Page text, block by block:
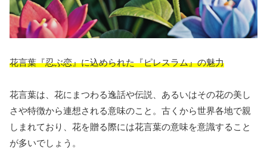
花言葉『忍ぶ恋』に込められた『ピレスラム』の魅力
花言葉は、花にまつわる逸話や伝説、あるいはその花の美し
さや特徴から連想される意味のこと。古くから世界各地で親
しまれており、花を贈る際には花言葉の意味を意識すること
が多いでしょう。